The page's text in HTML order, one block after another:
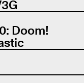
Doom!